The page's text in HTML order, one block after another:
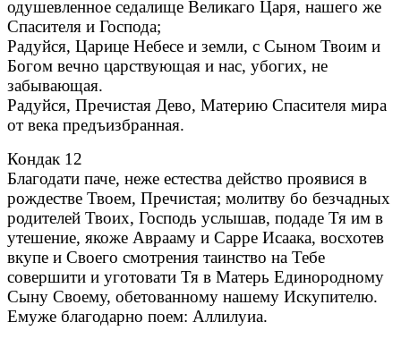
одушевленное седалище Великаго Царя, нашего же
Спасителя и Господа;
Радуйся, Царице Небесе и земли, с Сыном Твоим и
Богом вечно царствующая и нас, убогих, не
забывающая.
Радуйся, Пречистая Дево, Материю Спасителя мира
от века предъизбранная.
Кондак 12
Благодати паче, неже естества действо проявися в
рождестве Твоем, Пречистая; молитву бо безчадных
родителей Твоих, Господь услышав, подаде Тя им в
утешение, якоже Аврааму и Сарре Исаака, восхотев
вкупе и Своего смотрения таинство на Тебе
совершити и уготовати Тя в Матерь Единородному
Сыну Своему, обетованному нашему Искупителю.
Емуже благодарно поем: Аллилуиа.